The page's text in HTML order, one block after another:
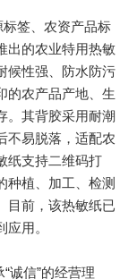
签、农资产品标
出的农业特用热敏
候性强、防水防污
的农产品产地、生
。其背胶采用耐潮
不易脱落，适配农
纸支持二维码打
种植、加工、检测
目前，该热敏纸已
用。
诚信”的经营理